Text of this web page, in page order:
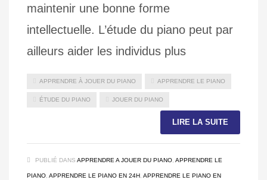
maintenir une bonne forme
intellectuelle. L’étude du piano peut par
ailleurs aider les individus plus
APPRENDRE À JOUER DU PIANO APPRENDRE LE PIANO
ÉTUDE DU PIANO JOUER DU PIANO
LIRE LA SUITE
PUBLIÉ DANS APPRENDRE A JOUER DU PIANO, APPRENDRE LE
PIANO, APPRENDRE LE PIANO EN 24H, APPRENDRE LE PIANO EN